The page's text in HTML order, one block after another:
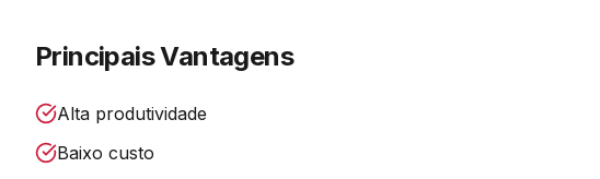
Principais Vantagens
Alta produtividade
Baixo custo